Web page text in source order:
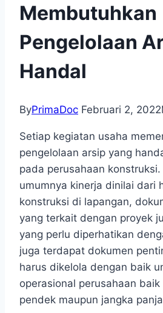
Membutuhkan
Pengelolaan
Handal
ByPrimaDoc Februari 2, 2022
Setiap kegiatan usaha
pengelolaan arsip yang
pada perusahaan
umumnya kinerja dinilai dari
konstruksi di lapangan,
yang terkait dengan proyek
yang perlu diperhatikan
juga terdapat dokumen
harus dikelola dengan baik
operasional perusahaan
pendek maupun jangka